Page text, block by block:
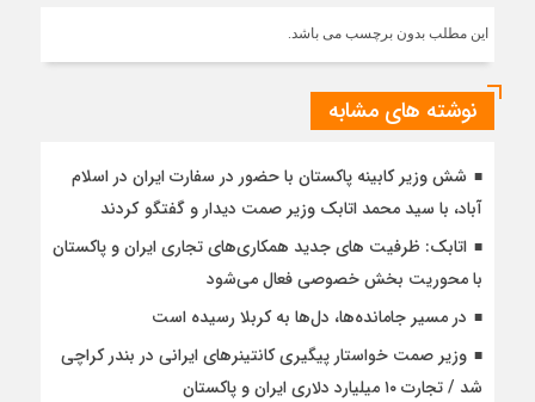
این مطلب بدون برچسب می باشد.
نوشته های مشابه
شش وزیر کابینه پاکستان با حضور در سفارت ایران در اسلام
آباد، با سيد محمد اتابك وزير صمت ديدار و گفتگو كردند
اتابک: ظرفیت های جدید همکاری‌های تجاری ایران و پاکستان
با محوریت بخش خصوصی فعال می‌شود
در مسیر جا‌مانده‌ها، دل‌ها به کربلا رسیده است
وزیر صمت خواستار پیگیری کانتینرهای ایرانی در بندر کراچی
شد / تجارت ۱۰ میلیارد دلاری ایران و پاکستان